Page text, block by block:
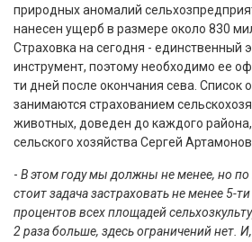
природных аномалий
нанесен ущерб в размере около 830
Страховка на сегодня - единственный
инструмент, поэтому необходимо ее
ти дней после окончания сева. Список
занимаются страхованием
животных, доведен до каждого
сельского хозяйства Сергей Артамонов.
- В этом году мы должны не менее, но по
стоит задача застраховать не менее 5-
процентов всех площадей
2 раза больше, здесь ограничений нет. И,